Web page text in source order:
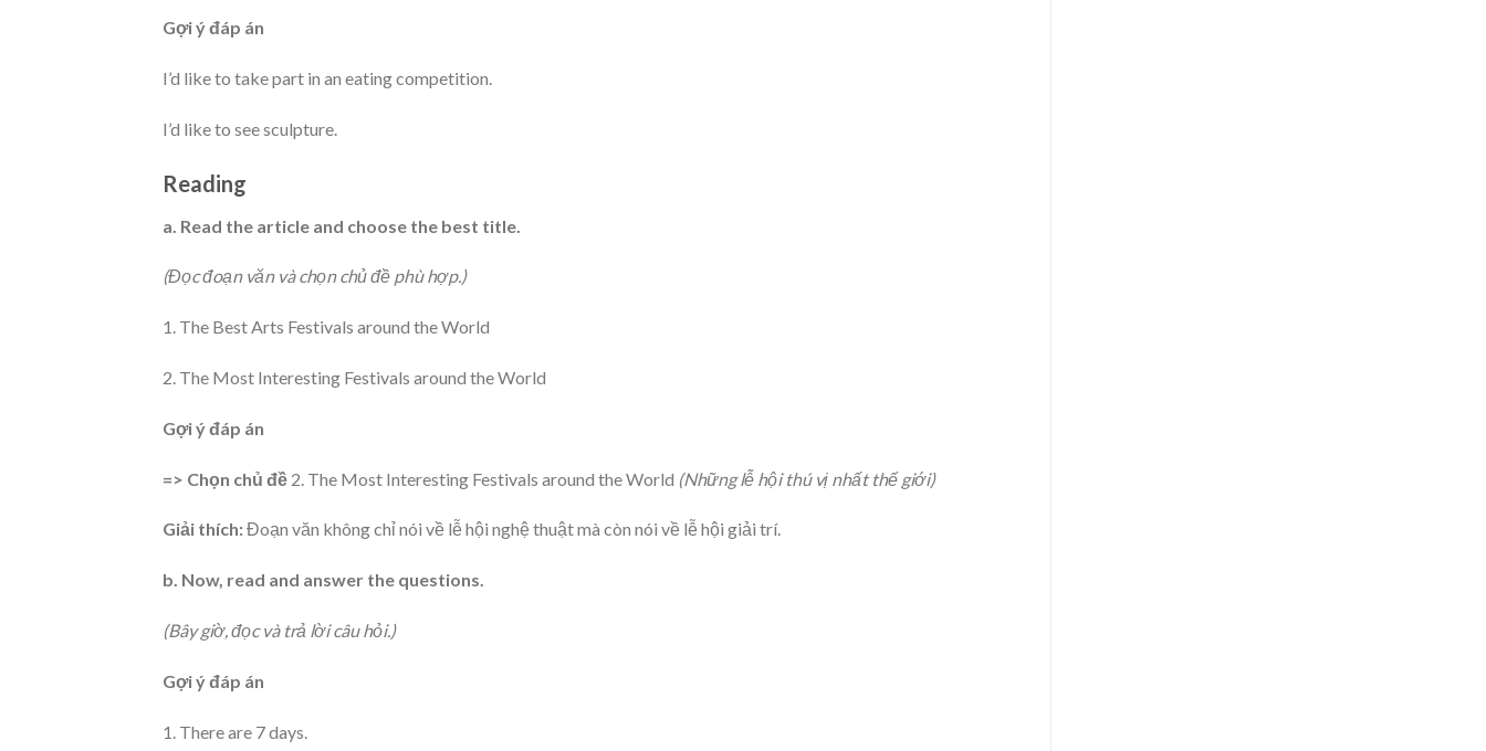
Gợi ý đáp án
I’d like to take part in an eating competition.
I’d like to see sculpture.
Reading
a. Read the article and choose the best title.
(Đọc đoạn văn và chọn chủ đề phù hợp.)
1. The Best Arts Festivals around the World
2. The Most Interesting Festivals around the World
Gợi ý đáp án
=> Chọn chủ đề 2. The Most Interesting Festivals around the World (Những lễ hội thú vị nhất thế giới)
Giải thích:Đoạn văn không chỉ nói về lễ hội nghệ thuật mà còn nói về lễ hội giải trí.
b. Now, read and answer the questions.
(Bây giờ, đọc và trả lời câu hỏi.)
Gợi ý đáp án
1. There are 7 days.